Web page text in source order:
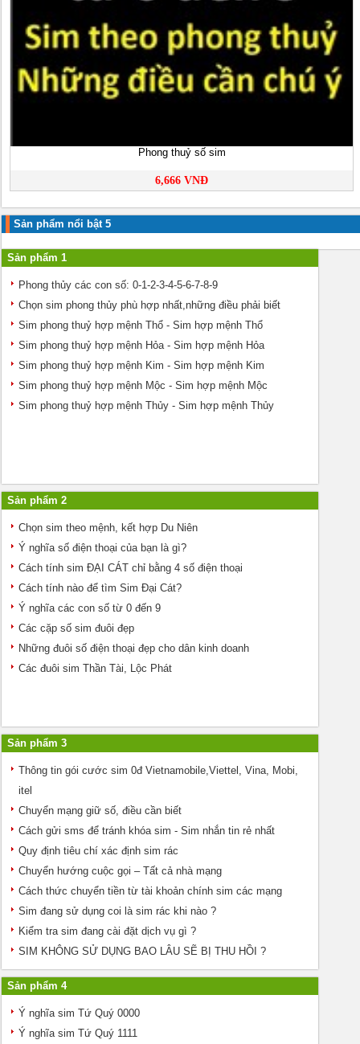
Phong thuỷ số sim
6,666 VNĐ
Sản phẩm nổi bật 5
Sản phẩm 1
Phong thủy các con số: 0-1-2-3-4-5-6-7-8-9
Chọn sim phong thủy phù hợp nhất,những điều phải biết
Sim phong thuỷ hợp mệnh Thổ - Sim hợp mệnh Thổ
Sim phong thuỷ hợp mệnh Hỏa - Sim hợp mệnh Hỏa
Sim phong thuỷ hợp mệnh Kim - Sim hợp mệnh Kim
Sim phong thuỷ hợp mệnh Mộc - Sim hợp mệnh Mộc
Sim phong thuỷ hợp mệnh Thủy - Sim hợp mệnh Thủy
Sản phẩm 2
Chọn sim theo mệnh, kết hợp Du Niên
Ý nghĩa số điện thoại của bạn là gì?
Cách tính sim ĐẠI CÁT chỉ bằng 4 số điện thoại
Cách tính nào để tìm Sim Đại Cát?
Ý nghĩa các con số từ 0 đến 9
Các cặp số sim đuôi đẹp
Những đuôi số điện thoại đẹp cho dân kinh doanh
Các đuôi sim Thần Tài, Lộc Phát
Sản phẩm 3
Thông tin gói cước sim 0đ Vietnamobile,Viettel, Vina, Mobi,
itel
Chuyển mạng giữ số, điều cần biết
Cách gửi sms để tránh khóa sim - Sim nhắn tin rẻ nhất
Quy định tiêu chí xác định sim rác
Chuyển hướng cuộc gọi – Tất cả nhà mạng
Cách thức chuyển tiền từ tài khoản chính sim các mạng
Sim đang sử dụng coi là sim rác khi nào ?
Kiểm tra sim đang cài đặt dịch vụ gì ?
SIM KHÔNG SỬ DỤNG BAO LÂU SẼ BỊ THU HỒI ?
Sản phẩm 4
Ý nghĩa sim Tứ Quý 0000
Ý nghĩa sim Tứ Quý 1111